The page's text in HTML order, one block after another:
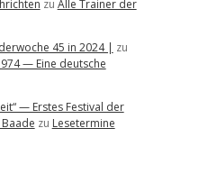
zu Alle Trainer der
45 in 2024 | zu
— Eine deutsche
— Erstes Festival der
zu Lesetermine